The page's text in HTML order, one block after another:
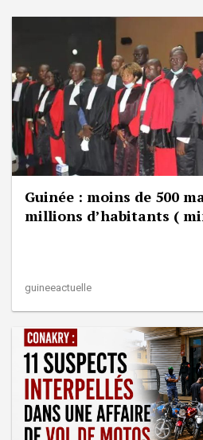
Guinée : moins de 500
millions d’habitants (
guineeactuelle